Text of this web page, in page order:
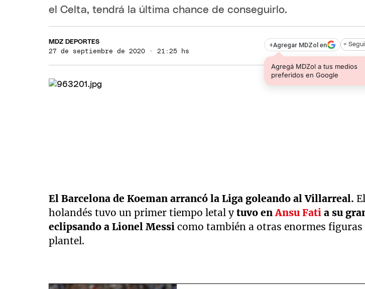
el Celta, tendrá la última chance de conseguirlo.
MDZ DEPORTES
27 de septiembre de 2020 · 21:25 hs
+Agregar MDZol en
Agregá MDZol a tus medios
preferidos en Google
+
El Barcelona de Koeman arrancó la Liga goleando al Villarreal.
holandés tuvo un primer tiempo letal ytuvo enAnsu Fatia su
eclipsando a Lionel Messicomo también a otras enormes figuras
plantel.